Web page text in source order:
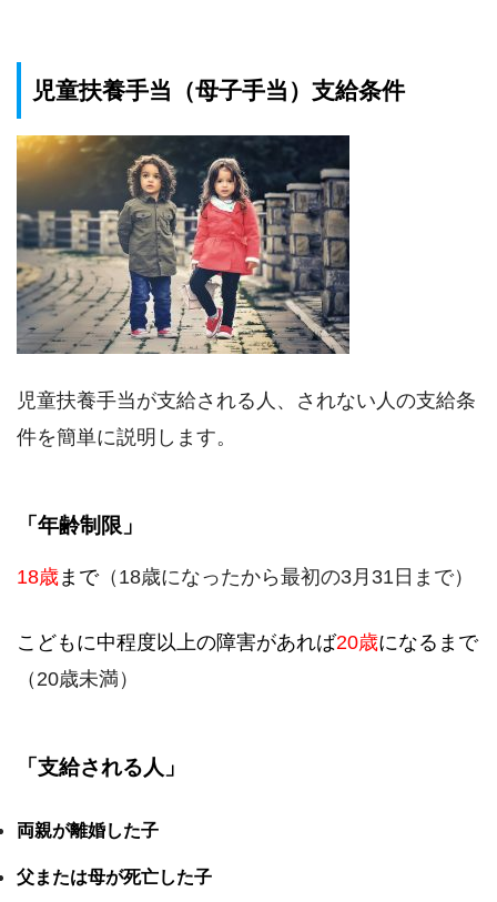
児童扶養手当（母子手当）支給条件
児童扶養手当が支給される人、されない人の支給条
件を簡単に説明します。
「年齢制限」
18歳まで（18歳になったから最初の3月31日まで）
こどもに中程度以上の障害があれば20歳になるまで
（20歳未満）
「支給される人」
両親が離婚した子
父または母が死亡した子